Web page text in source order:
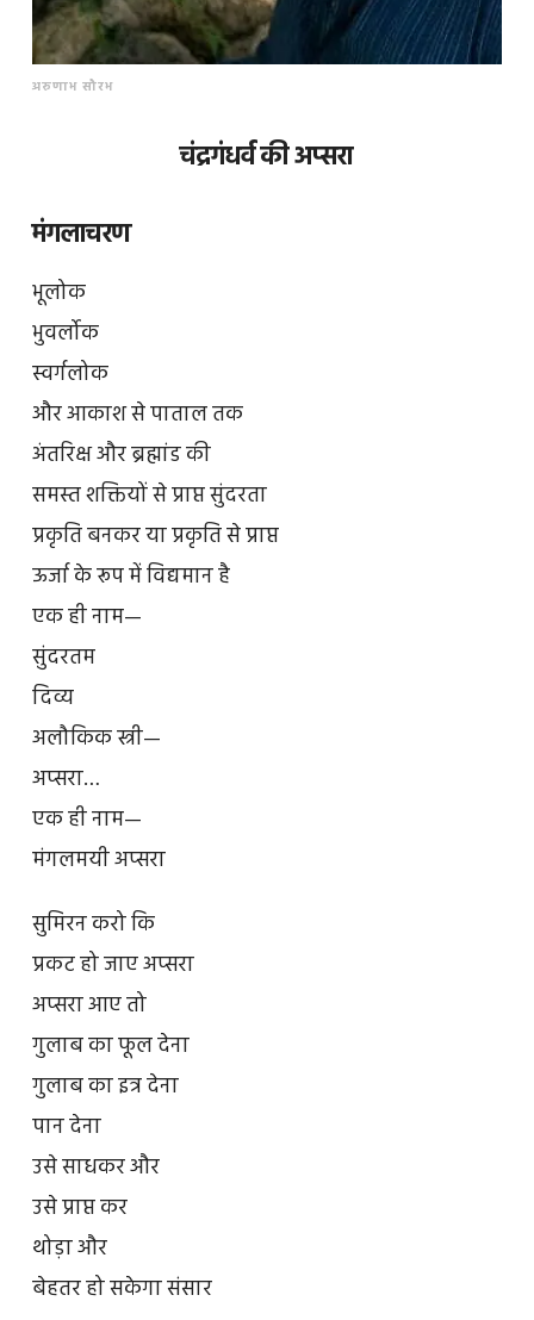
अरुणाभ सौरभ
चंद्रगंधर्व की अप्सरा
मंगलाचरण
भूलोक
भुवर्लोक
स्वर्गलोक
और आकाश से पाताल तक
अंतरिक्ष और ब्रह्मांड की
समस्त शक्तियों से प्राप्त सुंदरता
प्रकृति बनकर या प्रकृति से प्राप्त
ऊर्जा के रूप में विद्यमान है
एक ही नाम—
सुंदरतम
दिव्य
अलौकिक स्त्री—
अप्सरा…
एक ही नाम—
मंगलमयी अप्सरा
सुमिरन करो कि
प्रकट हो जाए अप्सरा
अप्सरा आए तो
गुलाब का फूल देना
गुलाब का इत्र देना
पान देना
उसे साधकर और
उसे प्राप्त कर
थोड़ा और
बेहतर हो सकेगा संसार